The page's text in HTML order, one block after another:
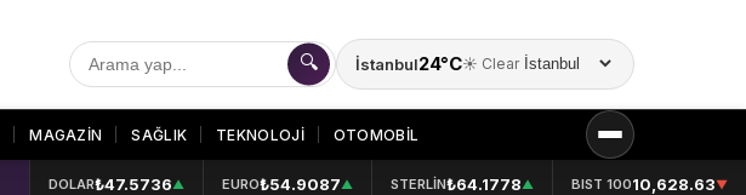
🔍 İstanbul24°C☀️ Clear
Şehir seçin
MAGAZİN SAĞLIK TEKNOLOJİ OTOMOBİL
DOLAR₺47.5736▲ EURO₺54.9087▲ STERLİN₺64.1778▲ BIST 10010,628.63▼